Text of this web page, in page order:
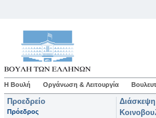
Η Βουλή Οργάνωση & Λειτουργία
Προεδρείο
Πρόεδρος